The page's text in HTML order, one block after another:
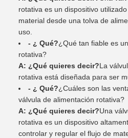
rotativa es un dispositivo
material desde una tolva de
uso.
- ¿ Qué?¿Qué tan fiable es
rotativa?
A: ¿Qué quieres decir?La
rotativa está diseñada para ser
- ¿ Qué?¿Cuáles son las
válvula de alimentación rotativa?
A: ¿Qué quieres decir?Una
rotativa es un dispositivo
controlar y regular el flujo de